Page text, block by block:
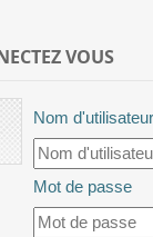
VOUS
Nom d'utilisateur
Mot de passe